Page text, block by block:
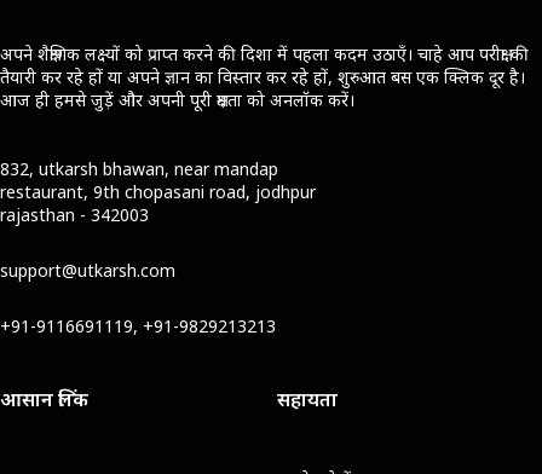
अपने शैक्षणिक लक्ष्यों को प्राप्त करने की दिशा में पहला कदम उठाएँ। चाहे आप परीक्षा की
तैयारी कर रहे हों या अपने ज्ञान का विस्तार कर रहे हों, शुरुआत बस एक क्लिक दूर है।
आज ही हमसे जुड़ें और अपनी पूरी क्षमता को अनलॉक करें।
832, utkarsh bhawan, near mandap
restaurant, 9th chopasani road, jodhpur
rajasthan - 342003
support@utkarsh.com
+91-9116691119, +91-9829213213
आसान लिंक सहायता